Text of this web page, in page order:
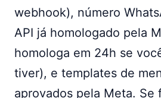
webhook), número
API já homologado pela
homologa em 24h se
tiver), e templates de
aprovados pela Meta. Se